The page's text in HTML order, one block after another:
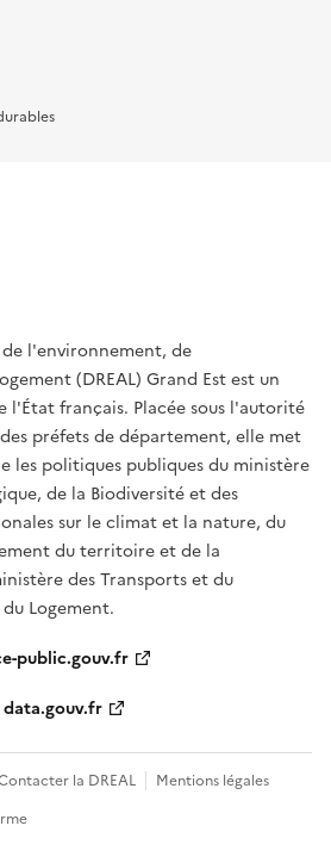
l'environnement, de
(DREAL) Grand Est est un
l'État français. Placée sous l'autorité
préfets de département, elle met
les politiques publiques du ministère
de la Biodiversité et des
sur le climat et la nature, du
du territoire et de la
des Transports et du
Logement.
public.gouv.fr
data.gouv.fr
la DREAL
Mentions légales